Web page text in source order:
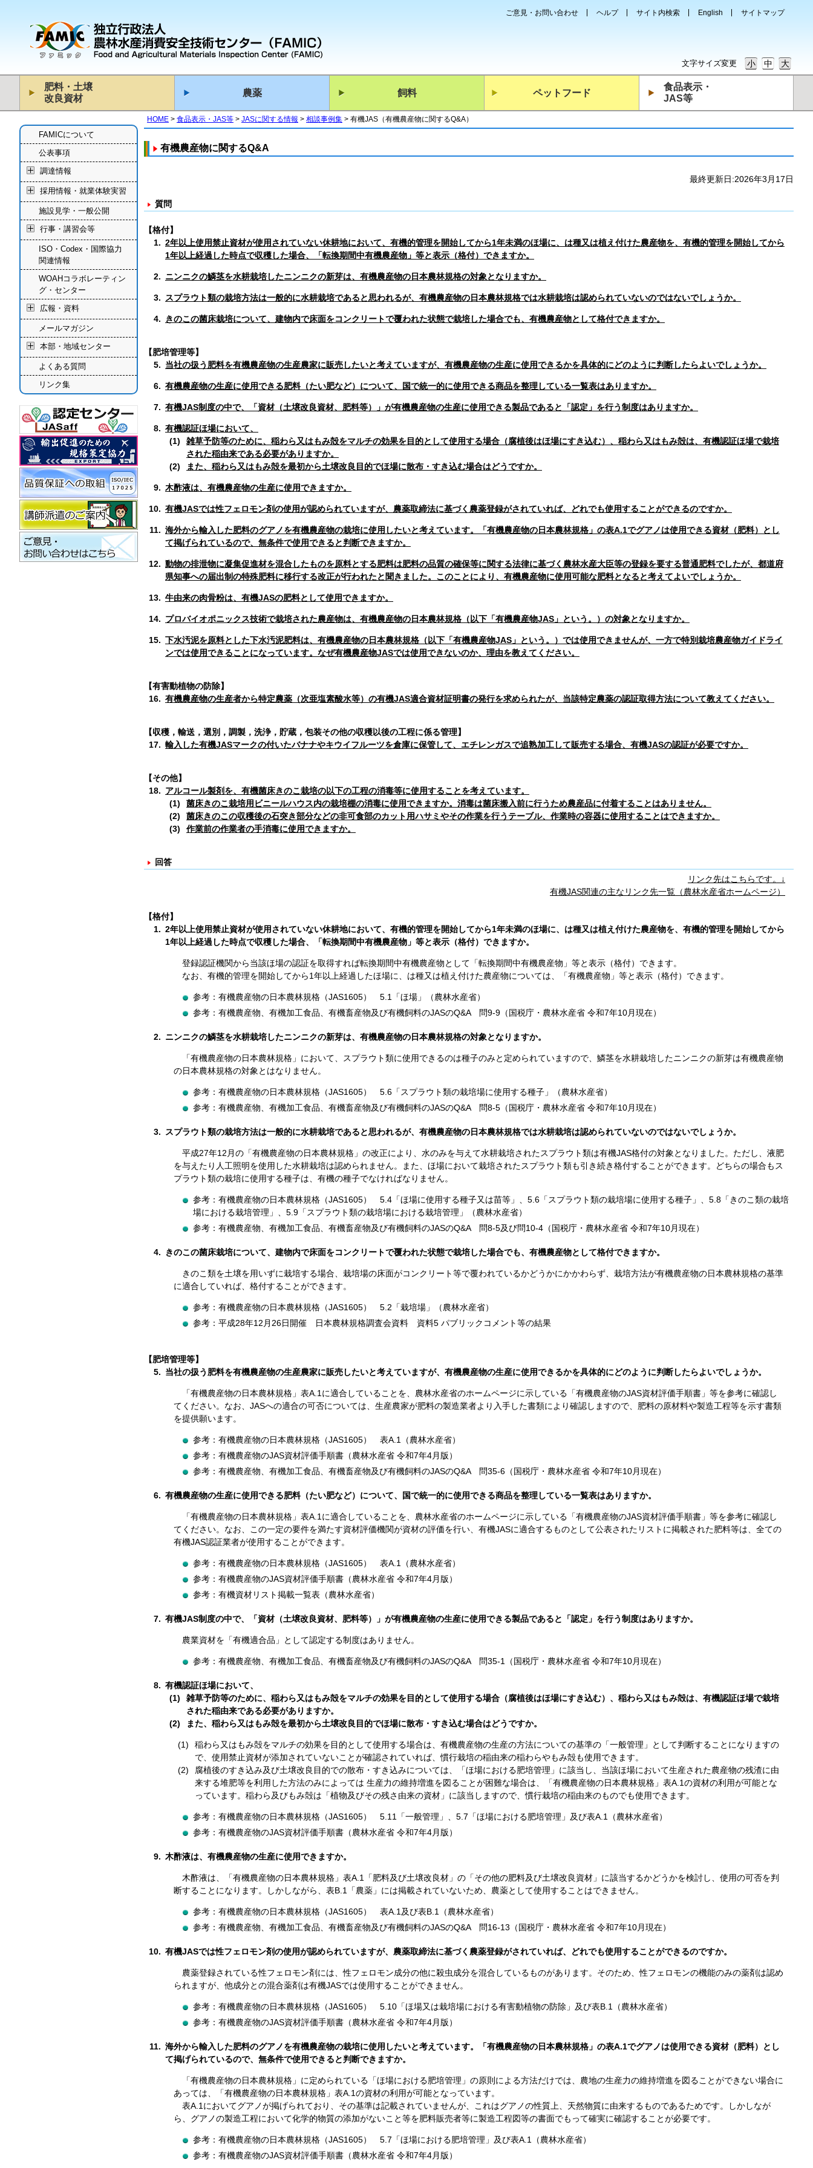
ご意見・お問い合わせ ヘルプ サイト内検索 English サイトマップ
文字サイズ変更 小 中 大
肥料・土壌
改良資材
農薬 飼料 ペットフード
食品表示・
JAS等
HOME 食品表示・JAS等 JASに関する情報 相談事例集 有機JAS（有機農産物に関するQ&A）
有機農産物に関するQ&A
最終更新日:2026年3月17日
質問
【格付】
1. 2年以上使用禁止資材が使用されていない休耕地において、有機的管理を開始してから1年未満のほ場に、は種又は植え付けた農産物を、有機的管理を開始してから
1年以上経過した時点で収穫した場合、「転換期間中有機農産物」等と表示（格付）できますか。
2. ニンニクの鱗茎を水耕栽培したニンニクの新芽は、有機農産物の日本農林規格の対象となりますか。
3. スプラウト類の栽培方法は一般的に水耕栽培であると思われるが、有機農産物の日本農林規格では水耕栽培は認められていないのではないでしょうか。
4. きのこの菌床栽培について、建物内で床面をコンクリートで覆われた状態で栽培した場合でも、有機農産物として格付できますか。
【肥培管理等】
5. 当社の扱う肥料を有機農産物の生産農家に販売したいと考えていますが、有機農産物の生産に使用できるかを具体的にどのように判断したらよいでしょうか。
6. 有機農産物の生産に使用できる肥料（たい肥など）について、国で統一的に使用できる商品を整理している一覧表はありますか。
7. 有機JAS制度の中で、「資材（土壌改良資材、肥料等）」が有機農産物の生産に使用できる製品であると「認定」を行う制度はありますか。
8. 有機認証ほ場において、
雑草予防等のために、稲わら又はもみ殻をマルチの効果を目的として使用する場合（腐植後はほ場にすき込む）、稲わら又はもみ殻は、有機認証ほ場で栽培
された稲由来である必要がありますか。
また、稲わら又はもみ殻を最初から土壌改良目的でほ場に散布・すき込む場合はどうですか。
9. 木酢液は、有機農産物の生産に使用できますか。
10. 有機JASでは性フェロモン剤の使用が認められていますが、農薬取締法に基づく農薬登録がされていれば、どれでも使用することができるのですか。
11. 海外から輸入した肥料のグアノを有機農産物の栽培に使用したいと考えています。「有機農産物の日本農林規格」の表A.1でグアノは使用できる資材（肥料）とし
て掲げられているので、無条件で使用できると判断できますか。
12. 動物の排泄物に凝集促進材を混合したものを原料とする肥料は肥料の品質の確保等に関する法律に基づく農林水産大臣等の登録を要する普通肥料でしたが、都道府
県知事への届出制の特殊肥料に移行する改正が行われたと聞きました。このことにより、有機農産物に使用可能な肥料となると考えてよいでしょうか。
13. 牛由来の肉骨粉は、有機JASの肥料として使用できますか。
14. プロバイオポニックス技術で栽培された農産物は、有機農産物の日本農林規格（以下「有機農産物JAS」という。）の対象となりますか。
15. 下水汚泥を原料とした下水汚泥肥料は、有機農産物の日本農林規格（以下「有機農産物JAS」という。）では使用できませんが、一方で特別栽培農産物ガイドライ
ンでは使用できることになっています。なぜ有機農産物JASでは使用できないのか、理由を教えてください。
【有害動植物の防除】
16. 有機農産物の生産者から特定農薬（次亜塩素酸水等）の有機JAS適合資材証明書の発行を求められたが、当該特定農薬の認証取得方法について教えてください。
【収穫，輸送，選別，調製，洗浄，貯蔵，包装その他の収穫以後の工程に係る管理】
17. 輸入した有機JASマークの付いたバナナやキウイフルーツを倉庫に保管して、エチレンガスで追熟加工して販売する場合、有機JASの認証が必要ですか。
【その他】
18. アルコール製剤を、有機菌床きのこ栽培の以下の工程の消毒等に使用することを考えています。
菌床きのこ栽培用ビニールハウス内の栽培棚の消毒に使用できますか。消毒は菌床搬入前に行うため農産品に付着することはありません。
菌床きのこの収穫後の石突き部分などの非可食部のカット用ハサミやその作業を行うテーブル、作業時の容器に使用することはできますか。
作業前の作業者の手消毒に使用できますか。
回答
リンク先はこちらです。↓
有機JAS関連の主なリンク先一覧（農林水産省ホームページ）
【格付】
1. 2年以上使用禁止資材が使用されていない休耕地において、有機的管理を開始してから1年未満のほ場に、は種又は植え付けた農産物を、有機的管理を開始してから
1年以上経過した時点で収穫した場合、「転換期間中有機農産物」等と表示（格付）できますか。
登録認証機関から当該ほ場の認証を取得すれば転換期間中有機農産物として「転換期間中有機農産物」等と表示（格付）できます。
なお、有機的管理を開始してから1年以上経過したほ場に、は種又は植え付けた農産物については、「有機農産物」等と表示（格付）できます。
参考：有機農産物の日本農林規格（JAS1605） 5.1「ほ場」（農林水産省）
参考：有機農産物、有機加工食品、有機畜産物及び有機飼料のJASのQ&A 問9-9（国税庁・農林水産省 令和7年10月現在）
2. ニンニクの鱗茎を水耕栽培したニンニクの新芽は、有機農産物の日本農林規格の対象となりますか。
「有機農産物の日本農林規格」において、スプラウト類に使用できるのは種子のみと定められていますので、鱗茎を水耕栽培したニンニクの新芽は有機農産物
の日本農林規格の対象とはなりません。
参考：有機農産物の日本農林規格（JAS1605） 5.6「スプラウト類の栽培場に使用する種子」（農林水産省）
参考：有機農産物、有機加工食品、有機畜産物及び有機飼料のJASのQ&A 問8-5（国税庁・農林水産省 令和7年10月現在）
3. スプラウト類の栽培方法は一般的に水耕栽培であると思われるが、有機農産物の日本農林規格では水耕栽培は認められていないのではないでしょうか。
平成27年12月の「有機農産物の日本農林規格」の改正により、水のみを与えて水耕栽培されたスプラウト類は有機JAS格付の対象となりました。ただし、液肥
を与えたり人工照明を使用した水耕栽培は認められません。また、ほ場において栽培されたスプラウト類も引き続き格付することができます。どちらの場合もス
プラウト類の栽培に使用する種子は、有機の種子でなければなりません。
参考：有機農産物の日本農林規格（JAS1605） 5.4「ほ場に使用する種子又は苗等」、5.6「スプラウト類の栽培場に使用する種子」、5.8「きのこ類の栽培
場における栽培管理」、5.9「スプラウト類の栽培場における栽培管理」（農林水産省）
参考：有機農産物、有機加工食品、有機畜産物及び有機飼料のJASのQ&A 問8-5及び問10-4（国税庁・農林水産省 令和7年10月現在）
4. きのこの菌床栽培について、建物内で床面をコンクリートで覆われた状態で栽培した場合でも、有機農産物として格付できますか。
きのこ類を土壌を用いずに栽培する場合、栽培場の床面がコンクリート等で覆われているかどうかにかかわらず、栽培方法が有機農産物の日本農林規格の基準
に適合していれば、格付することができます。
参考：有機農産物の日本農林規格（JAS1605） 5.2「栽培場」（農林水産省）
参考： 平成28年12月26日開催 日本農林規格調査会資料 資料5 パブリックコメント等の結果
【肥培管理等】
5. 当社の扱う肥料を有機農産物の生産農家に販売したいと考えていますが、有機農産物の生産に使用できるかを具体的にどのように判断したらよいでしょうか。
「有機農産物の日本農林規格」表A.1に適合していることを、農林水産省のホームページに示している「有機農産物のJAS資材評価手順書」等を参考に確認し
てください。なお、JASへの適合の可否については、生産農家が肥料の製造業者より入手した書類により確認しますので、肥料の原材料や製造工程等を示す書類
を提供願います。
参考：有機農産物の日本農林規格（JAS1605） 表A.1（農林水産省）
参考：有機農産物のJAS資材評価手順書（農林水産省 令和7年4月 版）
参考：有機農産物、有機加工食品、有機畜産物及び有機飼料のJASのQ&A 問35-6（国税庁・農林水産省 令和7年10月現在）
6. 有機農産物の生産に使用できる肥料（たい肥など）について、国で統一的に使用できる商品を整理している一覧表はありますか。
「有機農産物の日本農林規格」表A.1に適合していることを、農林水産省のホームページに示している「有機農産物のJAS資材評価手順書」等を参考に確認し
てください。なお、この一定の要件を満たす資材評価機関が資材の評価を行い、有機JASに適合するものとして公表されたリストに掲載された肥料等は、全ての
有機JAS認証業者が使用することができます。
参考：有機農産物の日本農林規格（JAS1605） 表A.1（農林水産省）
参考：有機農産物のJAS資材評価手順書（農林水産省 令和7年4月 版）
参考：有機資材リスト掲載一覧表（農林水産省）
7. 有機JAS制度の中で、「資材（土壌改良資材、肥料等）」が有機農産物の生産に使用できる製品であると「認定」を行う制度はありますか。
農業資材を「有機適合品」として認定する制度はありません。
参考：有機農産物、有機加工食品、有機畜産物及び有機飼料のJASのQ&A 問35-1（国税庁・農林水産省 令和7年10月現在）
8. 有機認証ほ場において、
雑草予防等のために、稲わら又はもみ殻をマルチの効果を目的として使用する場合（腐植後はほ場にすき込む）、稲わら又はもみ殻は、有機認証ほ場で栽培
された稲由来である必要がありますか。
また、稲わら又はもみ殻を最初から土壌改良目的でほ場に散布・すき込む場合はどうですか。
稲わら又はもみ殻をマルチの効果を目的として使用する場合は、有機農産物の生産の方法についての基準の「一般管理」として判断することになりますの
で、使用禁止資材が添加されていないことが確認されていれば、慣行栽培の稲由来の稲わらやもみ殻も使用できます。
腐植後のすき込み及び土壌改良目的での散布・すき込みについては、「ほ場における肥培管理」に該当し、当該ほ場において生産された農産物の残渣に由
来する堆肥等を利用した方法のみによっては 生産力の維持増進を図ることが困難な場合は、「有機農産物の日本農林規格」表A.1の資材の利用が可能とな
っています。稲わら及びもみ殻は「植物及びその残さ由来の資材」に該当しますので、慣行栽培の稲由来のものでも使用できます。
参考：有機農産物の日本農林規格（JAS1605） 5.11「一般管理」、5.7「ほ場における肥培管理」及び表A.1（農林水産省）
参考：有機農産物のJAS資材評価手順書（農林水産省 令和7年4月 版）
9. 木酢液は、有機農産物の生産に使用できますか。
木酢液は、「有機農産物の日本農林規格」表A.1「肥料及び土壌改良材」の「その他の肥料及び土壌改良資材」に該当するかどうかを検討し、使用の可否を判
断することになります。しかしながら、表B.1「農薬」には掲載されていないため、農薬として使用することはできません。
参考：有機農産物の日本農林規格（JAS1605） 表A.1及び表B.1（農林水産省）
参考：有機農産物、有機加工食品、有機畜産物及び有機飼料のJASのQ&A 問16-13（国税庁・農林水産省 令和7年10月現在）
10. 有機JASでは性フェロモン剤の使用が認められていますが、農薬取締法に基づく農薬登録がされていれば、どれでも使用することができるのですか。
農薬登録されている性フェロモン剤には、性フェロモン成分の他に殺虫成分を混合しているものがあります。そのため、性フェロモンの機能のみの薬剤は認め
られますが、他成分との混合薬剤は有機JASでは使用することができません。
参考：有機農産物の日本農林規格（JAS1605） 5.10「ほ場又は栽培場における有害動植物の防除」及び表B.1（農林水産省）
参考：有機農産物のJAS資材評価手順書（農林水産省 令和7年4月 版）
11. 海外から輸入した肥料のグアノを有機農産物の栽培に使用したいと考えています。「有機農産物の日本農林規格」の表A.1でグアノは使用できる資材（肥料）とし
て掲げられているので、無条件で使用できると判断できますか。
「有機農産物の日本農林規格」に定められている「ほ場における肥培管理」の原則による方法だけでは、農地の生産力の維持増進を図ることができない場合に
あっては、「有機農産物の日本農林規格」表A.1の資材の利用が可能となっています。
表A.1においてグアノが掲げられており、その基準は記載されていませんが、これはグアノの性質上、天然物質に由来するものであるためです。しかしなが
ら、グアノの製造工程において化学的物質の添加がないこと等を肥料販売者等に製造工程図等の書面でもって確実に確認することが必要です。
参考：有機農産物の日本農林規格（JAS1605） 5.7「ほ場における肥培管理」及び表A.1（農林水産省）
参考：有機農産物のJAS資材評価手順書（農林水産省 令和7年4月 版）
FAMICについて
公表事項
調達情報
採用情報・就業体験実習
施設見学・一般公開
行事・講習会等
ISO・Codex・国際協力
関連情報
WOAHコラボレーティン
グ・センター
広報・資料
メールマガジン
本部・地域センター
よくある質問
リンク集